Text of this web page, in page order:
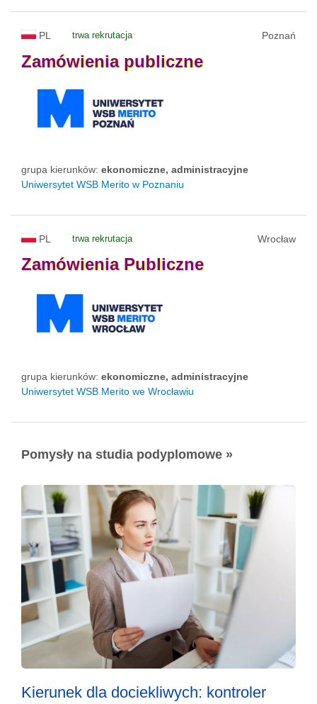
PL trwa rekrutacja Poznań
Zamówienia publiczne
grupa kierunków: ekonomiczne, administracyjne
Uniwersytet WSB Merito w Poznaniu
PL trwa rekrutacja Wrocław
Zamówienia Publiczne
grupa kierunków: ekonomiczne, administracyjne
Uniwersytet WSB Merito we Wrocławiu
Pomysły na studia podyplomowe »
Kierunek dla dociekliwych: kontroler